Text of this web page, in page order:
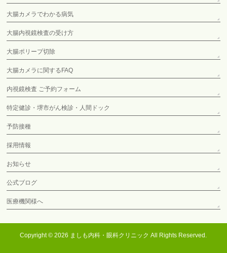
大腸カメラでわかる病気
大腸内視鏡検査の受け方
大腸ポリープ切除
大腸カメラに関するFAQ
内視鏡検査 ご予約フォーム
特定健診・堺市がん検診・人間ドック
予防接種
採用情報
お知らせ
公式ブログ
医療機関様へ
Copyright © 2026 ましも内科・眼科クリニック All Rights Reserved.